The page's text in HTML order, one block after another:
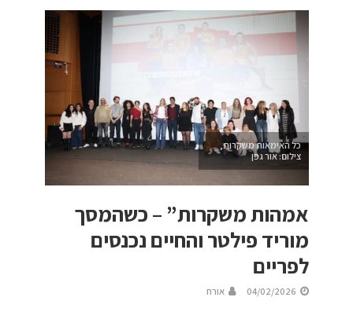
כל האימאות משקרות,
צילום: אור גפן
אמהות משקרות” – כשהמסך
מוריד פילטר והחיים נכנסים
לפריים
04/02/2026 אורח